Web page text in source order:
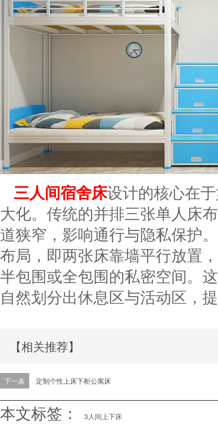
三人间宿舍床设计的核心在
大化。传统的并排三张单人床
道狭窄，影响通行与隐私保护
布局，即两张床靠墙平行放置
半包围或全包围的私密空间。
自然划分出休息区与活动区，
【相关推荐】
下一条 定制个性上床下柜公寓床
本文标签： 3人间上下床